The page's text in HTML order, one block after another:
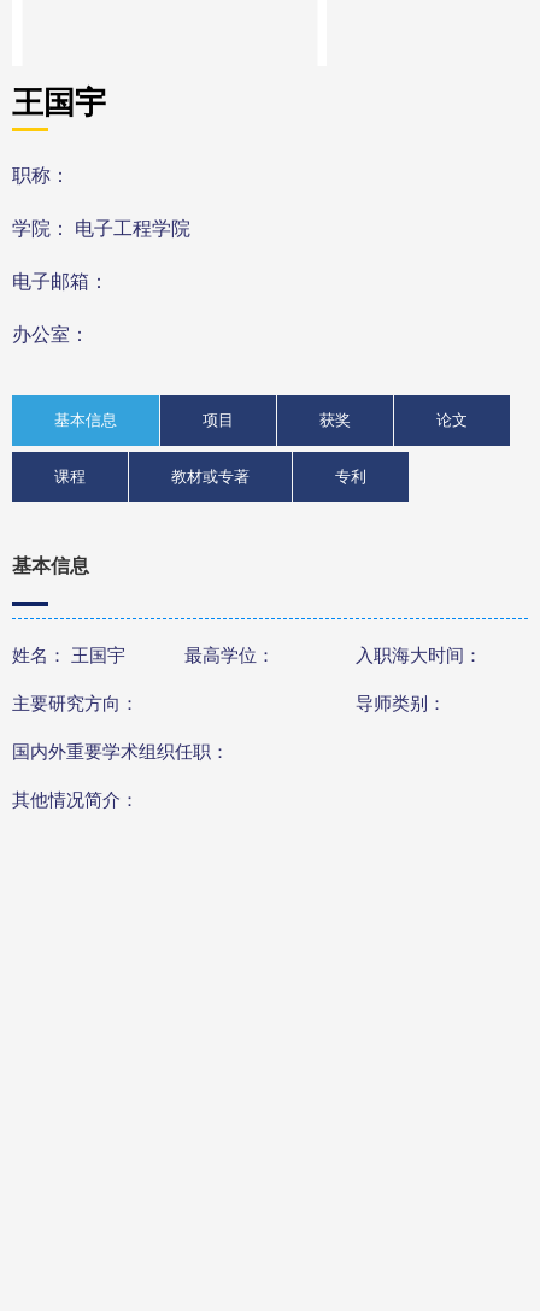
王国宇
职称：
学院： 电子工程学院
电子邮箱：
办公室：
基本信息 项目 获奖 论文
课程 教材或专著 专利
基本信息
姓名： 王国宇 最高学位： 入职海大时间：
主要研究方向： 导师类别：
国内外重要学术组织任职：
其他情况简介：